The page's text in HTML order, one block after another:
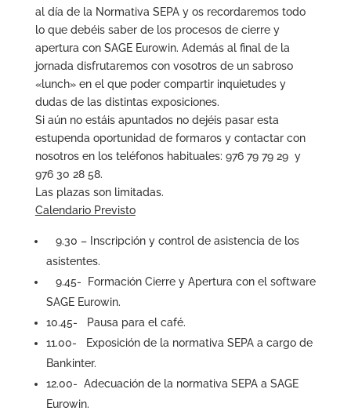
al día de la Normativa SEPA y os recordaremos todo
lo que debéis saber de los procesos de cierre y
apertura con SAGE Eurowin. Además al final de la
jornada disfrutaremos con vosotros de un sabroso
«lunch» en el que poder compartir inquietudes y
dudas de las distintas exposiciones.
Si aún no estáis apuntados no dejéis pasar esta
estupenda oportunidad de formaros y contactar con
nosotros en los teléfonos habituales: 976 79 79 29 y
976 30 28 58.
Las plazas son limitadas.
Calendario Previsto
9.30 – Inscripción y control de asistencia de los
asistentes.
9.45- Formación Cierre y Apertura con el software
SAGE Eurowin.
10.45- Pausa para el café.
11.00- Exposición de la normativa SEPA a cargo de
Bankinter.
12.00- Adecuación de la normativa SEPA a SAGE
Eurowin.